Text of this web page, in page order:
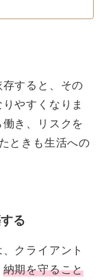
すると、その
やすくなりま
働き、リスクを
ときも生活への
る
クライアント
納期を守ること